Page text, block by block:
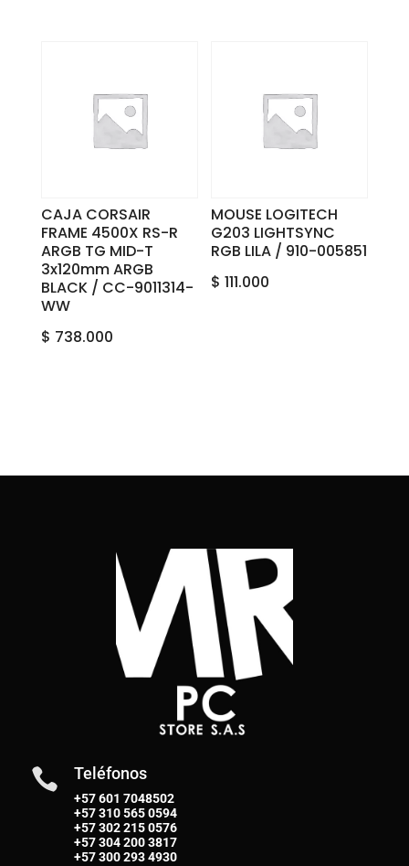
CAJA CORSAIR
FRAME 4500X RS-R
ARGB TG MID-T
3x120mm ARGB
BLACK / CC-9011314-
WW
$ 738.000
MOUSE LOGITECH
G203 LIGHTSYNC
RGB LILA / 910-005851
$ 111.000
 Teléfonos
+57 601 7048502
+57310 565 0594
+57302 215 0576
+57304 200 3817
+57300 293 4930